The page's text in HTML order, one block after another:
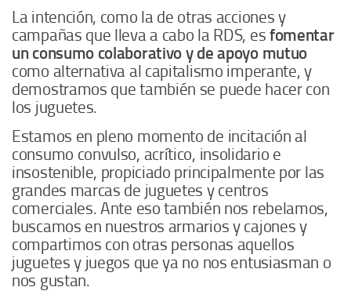
La intención, como la de otras acciones y
campañas que lleva a cabo la RDS, es fomentar
un consumo colaborativo y de apoyo mutuo
como alternativa al capitalismo imperante, y
demostramos que también se puede hacer con
los juguetes.
Estamos en pleno momento de incitación al
consumo convulso, acrítico, insolidario e
insostenible, propiciado principalmente por las
grandes marcas de juguetes y centros
comerciales. Ante eso también nos rebelamos,
buscamos en nuestros armarios y cajones y
compartimos con otras personas aquellos
juguetes y juegos que ya no nos entusiasman o
nos gustan.